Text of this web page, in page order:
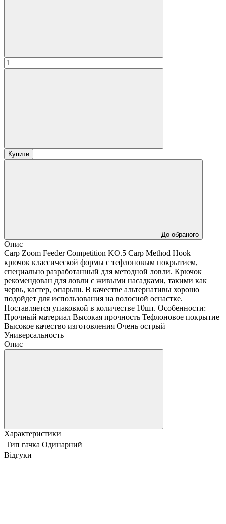
Купити
До обраного
Опис
Carp Zoom Feeder Competition KO.5 Carp Method Hook –
крючок классической формы с тефлоновым покрытием,
специально разработанный для методной ловли. Крючок
рекомендован для ловли с живыми насадками, такими как
червь, кастер, опарыш. В качестве альтернативы хорошо
подойдет для использования на волосной оснастке.
Поставляется упаковкой в количестве 10шт. Особенности:
Прочный материал Высокая прочность Тефлоновое покрытие
Высокое качество изготовления Очень острый
Универсальность
Опис
Характеристики
Тип гачка Одинарний
Відгуки